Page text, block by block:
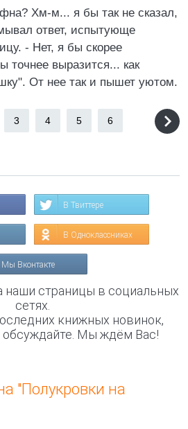
Хм-м... я бы так не сказал,
ответ, испытующе
- Нет, я бы скорее
точнее выразится... как
От нее так и пышет уютом.
3 4 5 6
В Твиттере
В Одноклассниках
Мы Вконтакте
наши страницы в социальных
сетях.
книжных новинок,
обсуждайте. Мы ждём Вас!
"Полукровки на